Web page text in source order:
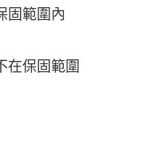
固範圍內
在保固範圍